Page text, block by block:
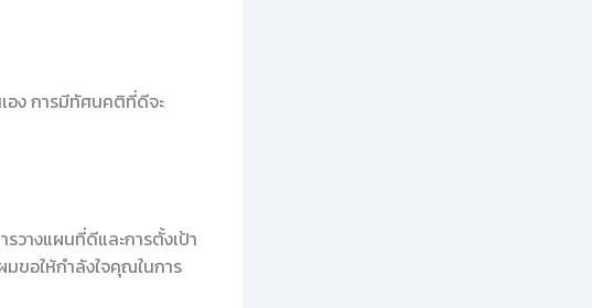
อง การมีทัศนคติที่ดีจะ
วางแผนที่ดีและการตั้งเป้า
ขอให้กำลังใจคุณในการ